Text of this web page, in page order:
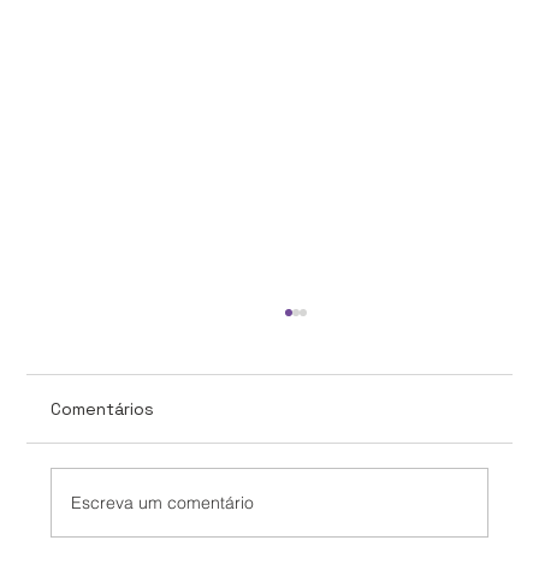
Comentários
Escreva um comentário